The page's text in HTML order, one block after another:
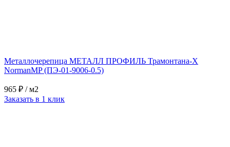
Металлочерепица МЕТАЛЛ ПРОФИЛЬ Трамонтана-X
NormanMP (ПЭ-01-9006-0.5)
965 ₽ / м2
Заказать в 1 клик